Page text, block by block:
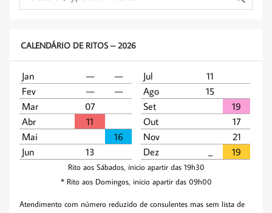
CALENDÁRIO DE RITOS – 2026
Jan — — Jul
11
Fev
— — Ago
15
Mar
07 Set
19
Abr
11 Out
17
Mai
16 Nov
21
Jun
13 Dez 19
Rito aos Sábados, inicio apartir das 19h30
* Rito aos Domingos, inicio apartir das 09h00
Atendimento com número reduzido de consulentes mas sem lista de